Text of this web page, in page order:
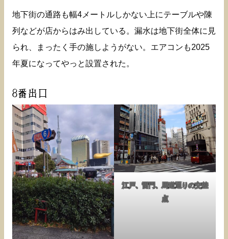
地下街の通路も幅4メートルしかない上にテーブルや陳
列などが店からはみ出している。漏水は地下街全体に見
られ、まったく手の施しようがない。エアコンも2025
年夏になってやっと設置された。
8番出口
江戸、雷門、馬道通りの交差
点